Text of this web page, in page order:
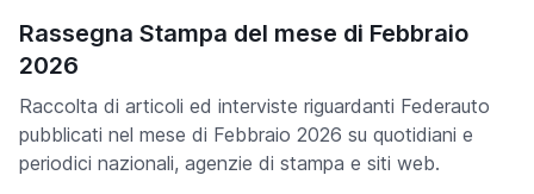
Rassegna Stampa del mese di Febbraio
2026
Raccolta di articoli ed interviste riguardanti Federauto
pubblicati nel mese di Febbraio 2026 su quotidiani e
periodici nazionali, agenzie di stampa e siti web.